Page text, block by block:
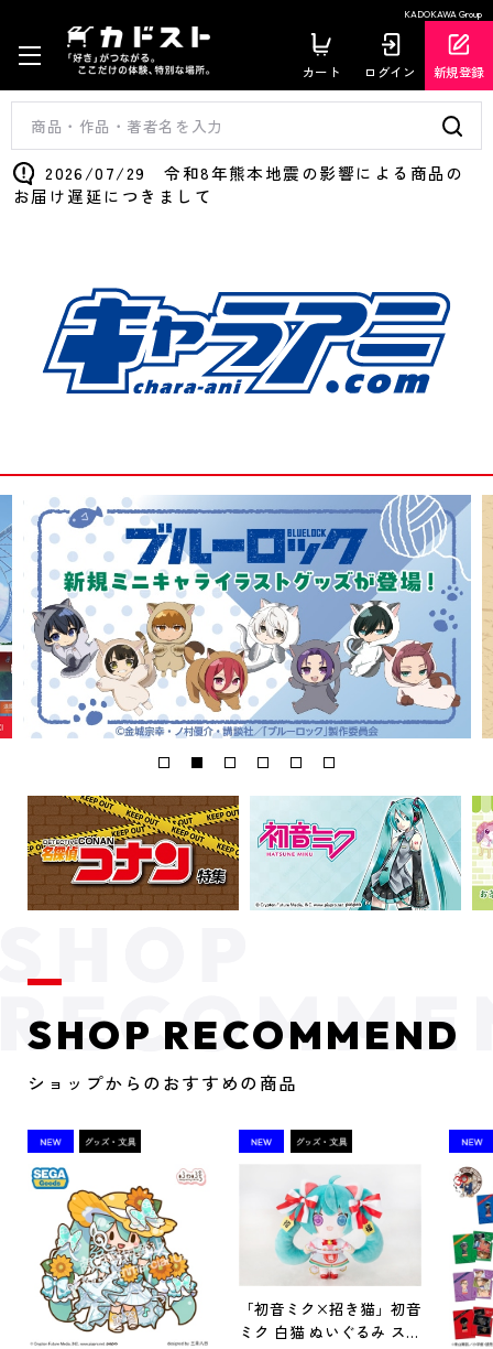
KADOKAWA Group
カート ログイン 新規登録
2026/07/29 令和8年熊本地震の影響による商品の
お届け遅延につきまして
SHOP RECOMMEND
ショップからのおすすめの商品
「初音ミク×招き猫」初音
ミク 白猫 ぬいぐるみ スタ